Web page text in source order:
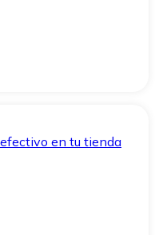
en tu tienda